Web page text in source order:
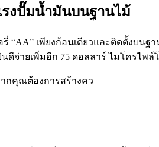
งปั๊มน้ำมันบนฐานไม้
“AA” เพียงก้อนเดียวและติดตั้งบ
จ่ายเพิ่มอีก 75 ดอลลาร์ ไมโครไพ
กคุณต้องการสร้างคว